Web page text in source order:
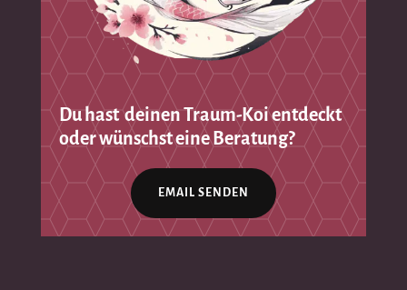
Du hast deinen Traum-Koi entdeckt
oder wünschst eine Beratung?
EMAIL SENDEN